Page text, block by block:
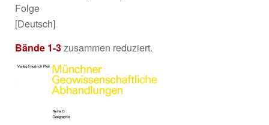
Folge
[Deutsch]
Bände 1-3zusammen reduziert.